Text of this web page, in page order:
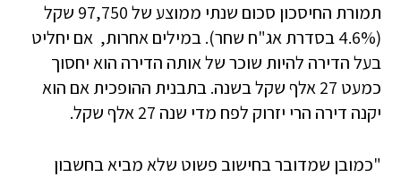
תמורת החיסכון סכום שנתי ממוצע של 97,750 שקל
(4.6% בסדרת אג"ח שחר). במילים אחרות, אם יחליט
בעל הדירה להיות שוכר של אותה הדירה הוא יחסוך
כמעט 27 אלף שקל בשנה. בתבנית ההופכית אם הוא
יקנה דירה הרי יזרוק לפח מדי שנה 27 אלף שקל.
"כמובן שמדובר בחישוב פשוט שלא מביא בחשבון